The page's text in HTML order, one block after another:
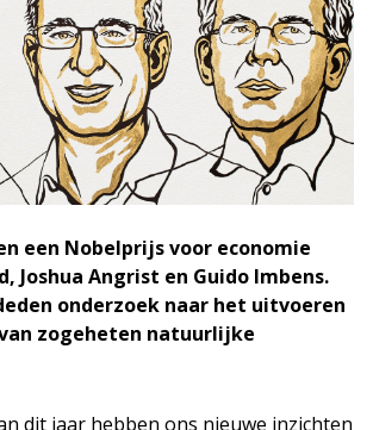
een Nobelprijs voor economie
Joshua Angrist en Guido Imbens.
onderzoek naar het uitvoeren
zogeheten natuurlijke
dit jaar hebben ons nieuwe inzichten